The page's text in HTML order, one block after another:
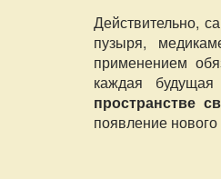
Действительно,
пузыря,
применением
каждая
пространстве
появление